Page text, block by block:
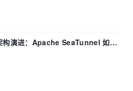
构演进：Apache SeaTunnel 如何
难题